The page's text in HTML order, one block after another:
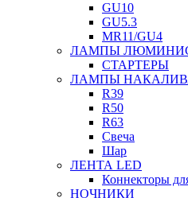
GU10
GU5.3
MR11/GU4
ЛАМПЫ
СТАРТЕРЫ
ЛАМПЫ
R39
R50
R63
Свеча
Шар
ЛЕНТА LED
Коннекторы
НОЧНИКИ